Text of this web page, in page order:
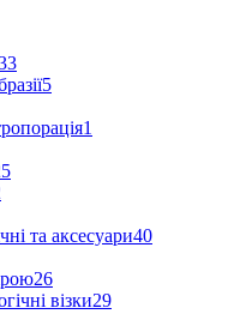
5
1
та аксесуари40
26
візки29